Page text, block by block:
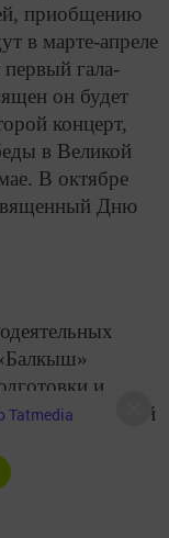
приобщению
в марте-апреле
гала-
он будет
концерт,
в Великой
В октябре
Дню
и
ТАССР и 75-й
Tatmedia